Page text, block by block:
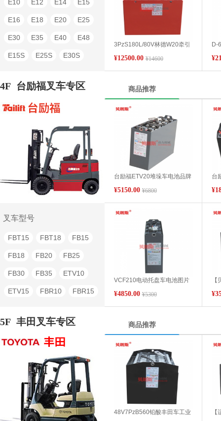
CPD35J CPD40J
CPD50J CPD20H
CPDS16J CPDS18J
CPDS20J CQD16H
CQD15H-SC1
CQD20H-SC1 QSD10-C1
E10 E12 E14 E15
E16 E18 E20 E25
E30 E35 E40 E48
E15S E25S E30S
E25P T16 T18 T20
T30 T20AP
L14 L16
R10CS R12CS
R14CS R16S R20S
V10 N20 P20 P30C
P60Z
3PzS180L/80V林德W20牵引
储叉车电动牵引车蓄电池技术
¥12500.00 ¥14600
D-
瓶
4F 台励福叉车专区
叉车型号
FBT15 FBT18 FB15
FB18 FB20 FB25
FB30 FB35 ETV10
ETV15 FBR10 FBR15
TG30 TG40 TG60
商品推荐
台励福ETV20堆垛车电池品牌
池24V240Ah出口定制
¥5150.00 ¥6800
台
VCF210电动托盘车电池图片
池技术参数
¥4850.00 ¥5300
配
5F 丰田叉车专区 商品推荐
48V7PzB560铅酸丰田车工业